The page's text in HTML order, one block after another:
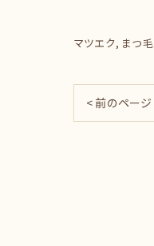
マツエク まつ
< 前のページ